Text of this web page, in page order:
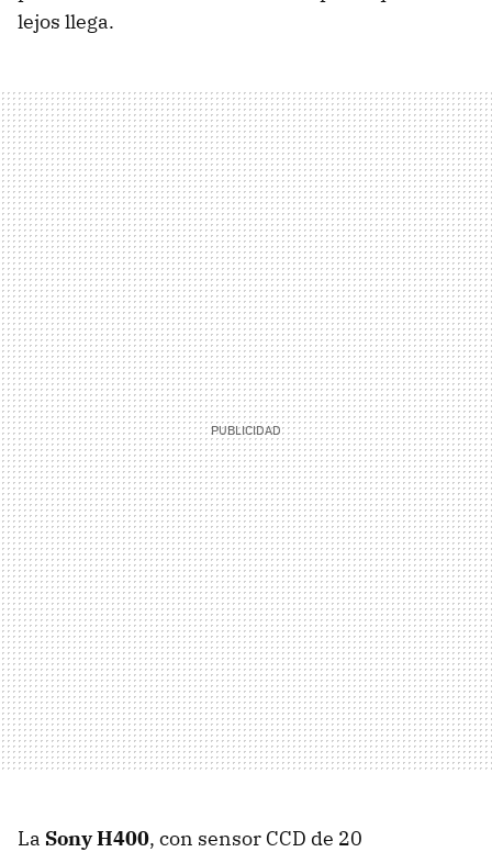
lejos llega.
La Sony H400, con sensor CCD de 20